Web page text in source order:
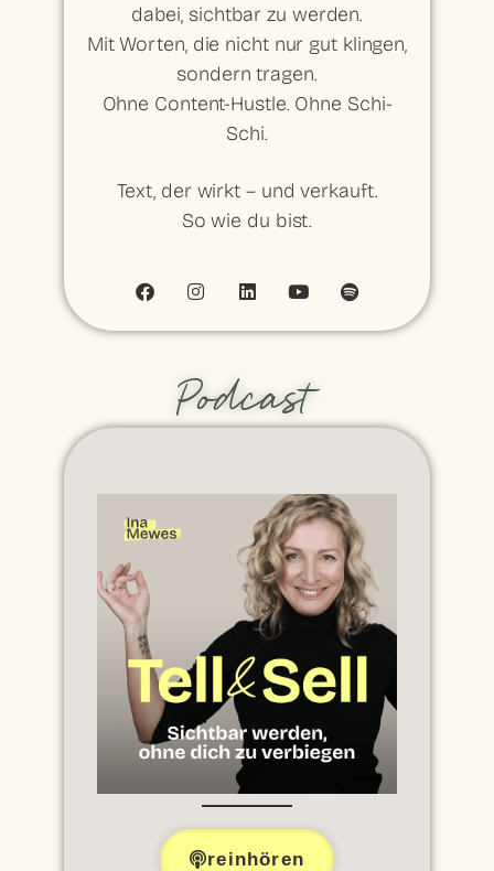
dabei, sichtbar zu werden.
Mit Worten, die nicht nur gut klingen,
sondern tragen.
Ohne Content-Hustle. Ohne Schi-
Schi.
Text, der wirkt – und verkauft.
So wie du bist.
Podcast
reinhören